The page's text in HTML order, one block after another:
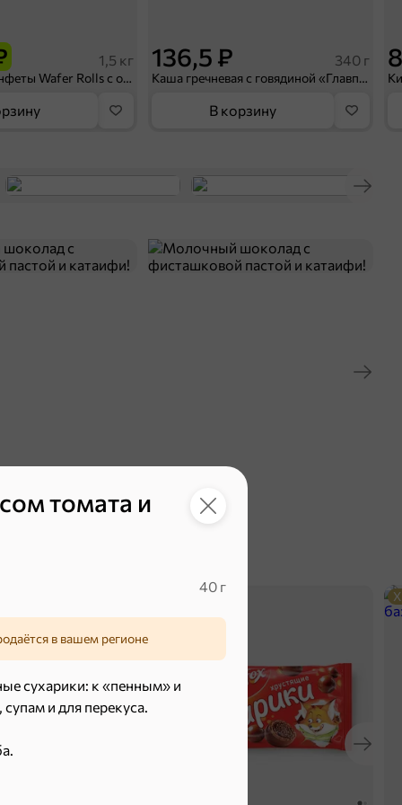
томата и
40 г
в вашем регионе
сухарики: к «пенным» и
и для перекуса.
1,5 кг
«BabyFox», конфеты Wafer Rolls с ореховой начинкой и какао (коробка 1,5 кг)
136,5 ₽ 340 г
Каша гречневая с говядиной «Главпродукт», 340 г
В корзину
5